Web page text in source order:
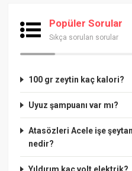
Popüler Sorular
Sıkça sorulan sorular
100 gr zeytin kaç kalori?
Uyuz şampuanı var mı?
Atasözleri Acele işe şeytan
nedir?
Yıldırım kaç volt elektrik?